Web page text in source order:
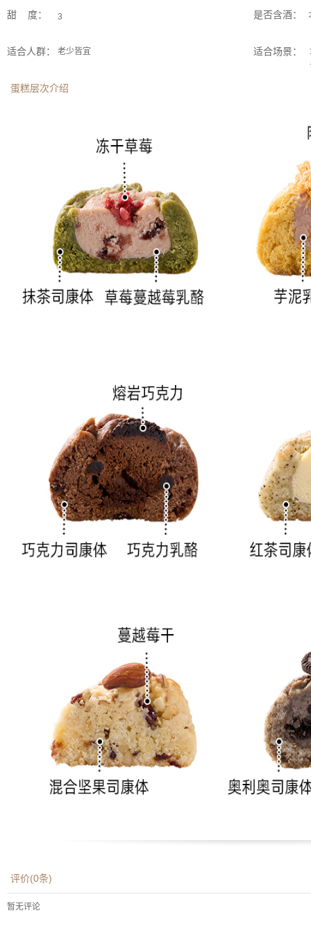
甜 度： 3 是否含酒：
适合人群： 老少皆宜 适合场景：
蛋糕层次介绍
评价(0条)
暂无评论